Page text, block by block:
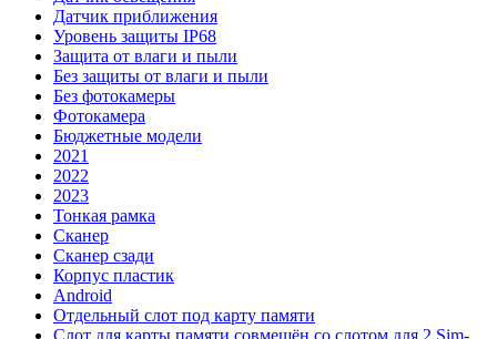
Датчик приближения
Уровень защиты IP68
Защита от влаги и пыли
Без защиты от влаги и пыли
Без фотокамеры
Фотокамера
Бюджетные модели
2021
2022
2023
Тонкая рамка
Сканер
Сканер сзади
Корпус пластик
Android
Отдельный слот под карту памяти
Слот для карты памяти совмещён со слотом для 2 Sim-